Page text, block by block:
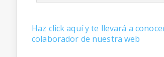
Haz click aquí y te llevará a
colaborador de nuestra web